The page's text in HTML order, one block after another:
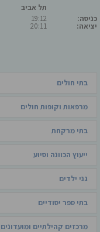
כניסה:
יציאה:
תל אביב
19:12
20:11
בתי חולים
מרפאות וקופות חולים
בתי מרקחת
ייעוץ הכוונה וסיוע
גני ילדים
בתי ספר יסודיים
מרכזים קהילתיים ומועדונים